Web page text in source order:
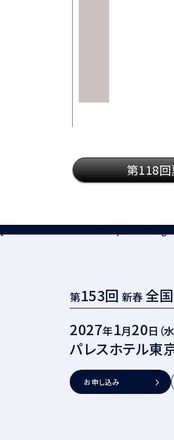
第118回
[an error occurred while processing
第153回 新春 全
2027年1月20日（
パレスホテル東
お申し込み